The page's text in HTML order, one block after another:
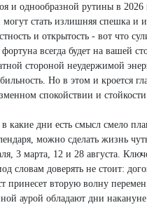
и однообразной рутины в
могут стать излишняя спешка
и открытость - вот что
всегда будет на вашей
стороной неудержимой
Но в этом и кроется
спокойствии и
в какие дни есть смысл смело
можно сделать жизнь
3 марта, 12 и 28 августа.
словам доверять не стоит:
принесет вторую волну
аурой обладают дни